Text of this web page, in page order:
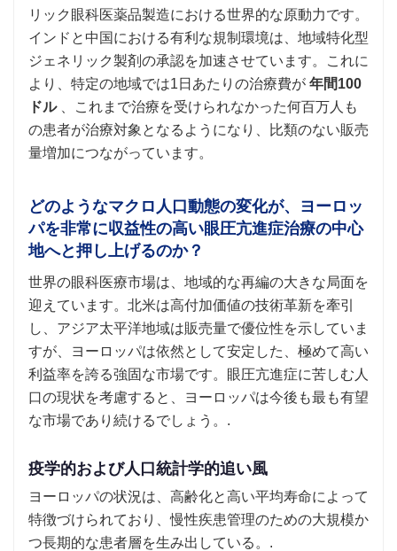
リック眼科医薬品製造における世界的な原動力です。
インドと中国における有利な規制環境は、地域特化型
ジェネリック製剤の承認を加速させています。これに
より、特定の地域では1日あたりの治療費が 年間100
ドル、これまで治療を受けられなかった何百万人も
の患者が治療対象となるようになり、比類のない販売
量増加につながっています。
どのようなマクロ人口動態の変化が、ヨーロッ
パを非常に収益性の高い眼圧亢進症治療の中心
地へと押し上げるのか？
世界の眼科医療市場は、地域的な再編の大きな​​局面を
迎えています。北米は高付加価値の技術革新を牽引
し、アジア太平洋地域は販売量で優位性を示していま
すが、ヨーロッパは依然として安定した、極めて高い
利益率を誇る強固な市場です。眼圧亢進症に苦しむ人
口の現状を考慮すると、ヨーロッパは今後も最も有望
な市場であり続けるでしょう。.
疫学的および人口統計学的追い風
ヨーロッパの状況は、高齢化と高い平均寿命によって
特徴づけられており、慢性疾患管理のための大規模か
つ長期的な患者層を生み出している。.